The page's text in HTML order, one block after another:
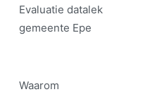
Evaluatie datalek
gemeente Epe
Waarom